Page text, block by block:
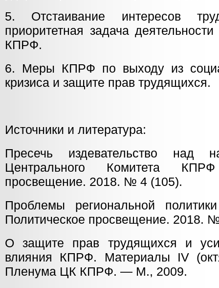
5. Отстаивание интересов
приоритетная задача деятельности
КПРФ.
6. Меры КПРФ по выходу из
кризиса и защите прав трудящихся.
Источники и литература:
Пресечь издевательство над
Центрального Комитета
просвещение. 2018. № 4 (105).
Проблемы региональной
Политическое просвещение. 2018.
О защите прав трудящихся и
влияния КПРФ. Материалы IV
Пленума ЦК КПРФ. — М., 2009.